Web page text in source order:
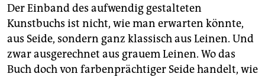
abo
genossenschaft
epaper login
Der Einband des aufwendig gestalteten
Kunstbuchs ist nicht, wie man erwarten könnte,
aus Seide, sondern ganz klassisch aus Leinen. Und
zwar ausgerechnet aus grauem Leinen. Wo das
Buch doch von farbenprächtiger Seide handelt, wie